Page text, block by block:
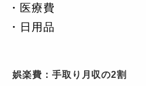
・医療費
・日用品
娯楽費：手取り月収の2割